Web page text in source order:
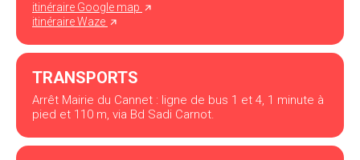
itinéraire Google map
itinéraire Waze
TRANSPORTS
Arrêt Mairie du Cannet : ligne de bus 1 et 4, 1 minute à
pied et 110 m, via Bd Sadi Carnot.